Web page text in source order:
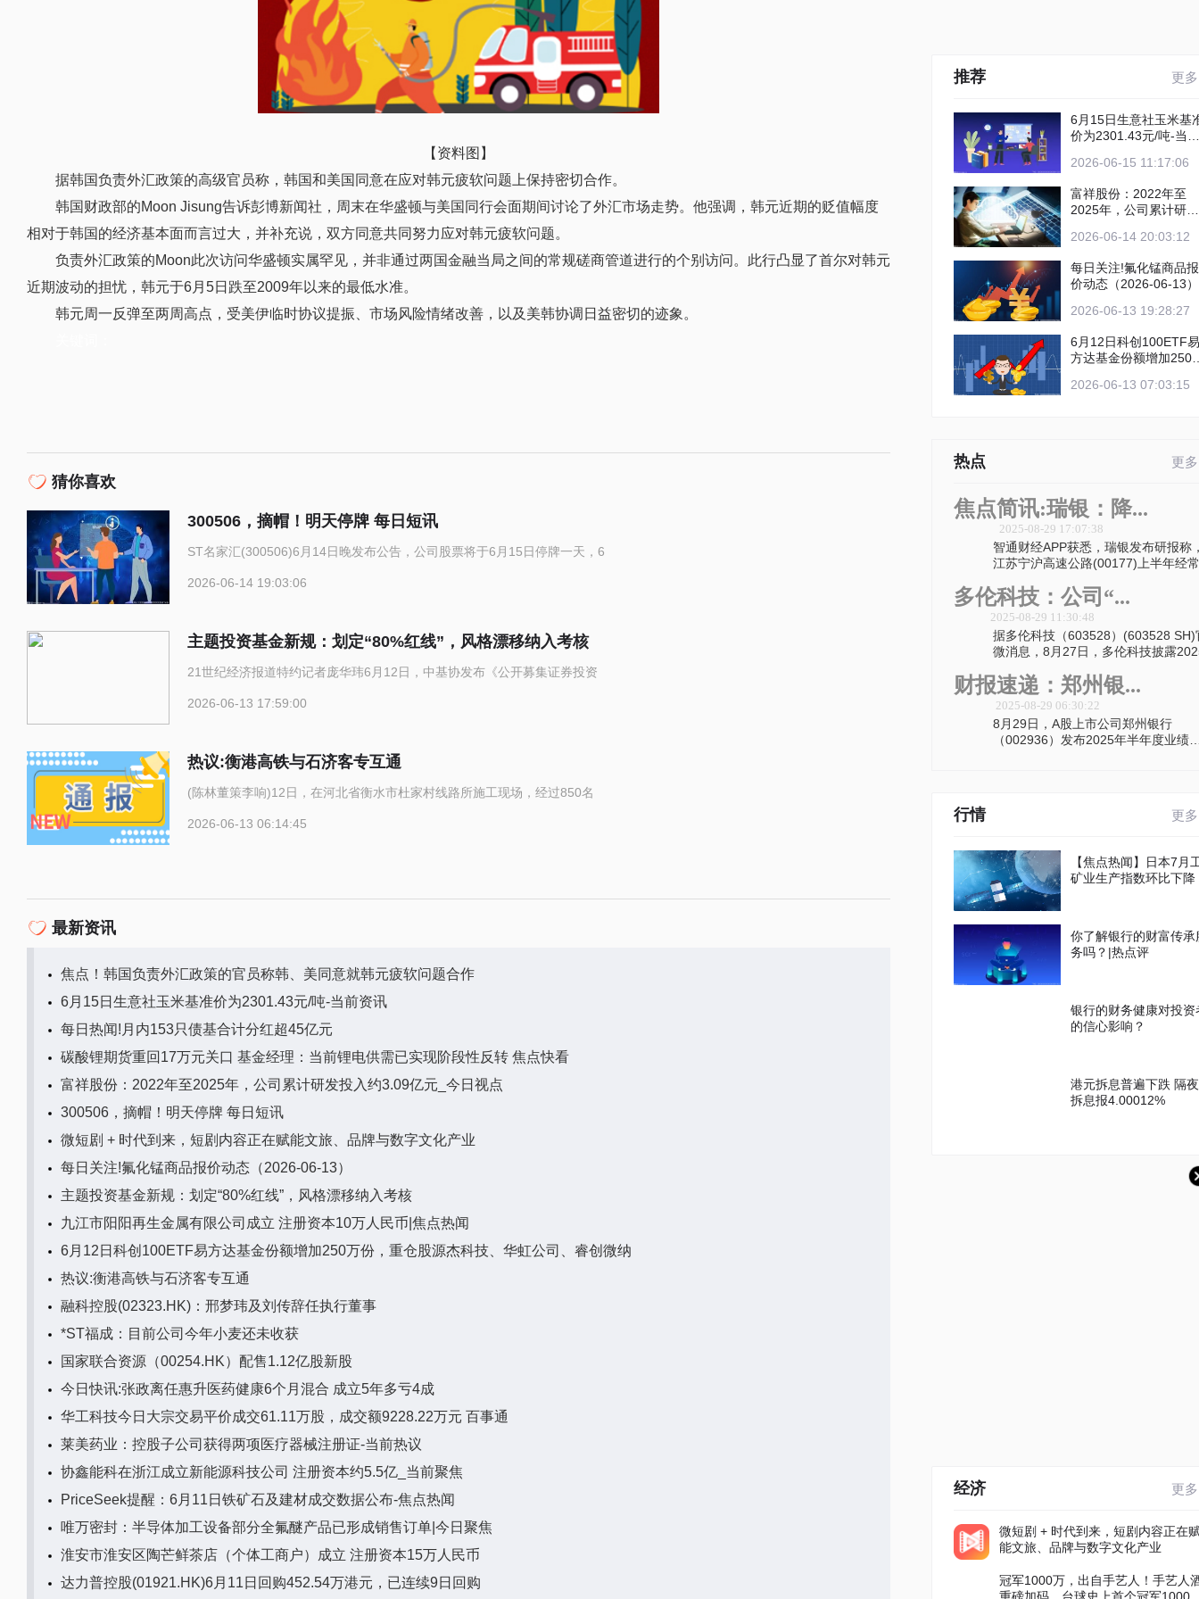
【资料图】
据韩国负责外汇政策的高级官员称，韩国和美国同意在应对韩元疲软问题上保持密切合作。
韩国财政部的Moon Jisung告诉彭博新闻社，周末在华盛顿与美国同行会面期间讨论了外汇市场走势。他强调，韩元近期的贬值幅度
相对于韩国的经济基本面而言过大，并补充说，双方同意共同努力应对韩元疲软问题。
负责外汇政策的Moon此次访问华盛顿实属罕见，并非通过两国金融当局之间的常规磋商管道进行的个别访问。此行凸显了首尔对韩元
近期波动的担忧，韩元于6月5日跌至2009年以来的最低水准。
韩元周一反弹至两周高点，受美伊临时协议提振、市场风险情绪改善，以及美韩协调日益密切的迹象。
猜你喜欢
300506，摘帽！明天停牌 每日短讯
ST名家汇(300506)6月14日晚发布公告，公司股票将于6月15日停牌一天，6
2026-06-14 19:03:06
主题投资基金新规：划定“80%红线”，风格漂移纳入考核
21世纪经济报道特约记者庞华玮6月12日，中基协发布《公开募集证券投资
2026-06-13 17:59:00
热议:衡港高铁与石济客专互通
(陈林董策李响)12日，在河北省衡水市杜家村线路所施工现场，经过850名
2026-06-13 06:14:45
最新资讯
焦点！韩国负责外汇政策的官员称韩、美同意就韩元疲软问题合作
6月15日生意社玉米基准价为2301.43元/吨-当前资讯
每日热闻!月内153只债基合计分红超45亿元
碳酸锂期货重回17万元关口 基金经理：当前锂电供需已实现阶段性反转 焦点快看
富祥股份：2022年至2025年，公司累计研发投入约3.09亿元_今日视点
300506，摘帽！明天停牌 每日短讯
微短剧 + 时代到来，短剧内容正在赋能文旅、品牌与数字文化产业
每日关注!氟化锰商品报价动态（2026-06-13）
主题投资基金新规：划定“80%红线”，风格漂移纳入考核
九江市阳阳再生金属有限公司成立 注册资本10万人民币|焦点热闻
6月12日科创100ETF易方达基金份额增加250万份，重仓股源杰科技、华虹公司、睿创微纳
热议:衡港高铁与石济客专互通
融科控股(02323.HK)：邢梦玮及刘传辞任执行董事
*ST福成：目前公司今年小麦还未收获
国家联合资源（00254.HK）配售1.12亿股新股
今日快讯:张政离任惠升医药健康6个月混合 成立5年多亏4成
华工科技今日大宗交易平价成交61.11万股，成交额9228.22万元 百事通
莱美药业：控股子公司获得两项医疗器械注册证-当前热议
协鑫能科在浙江成立新能源科技公司 注册资本约5.5亿_当前聚焦
PriceSeek提醒：6月11日铁矿石及建材成交数据公布-焦点热闻
唯万密封：半导体加工设备部分全氟醚产品已形成销售订单|今日聚焦
淮安市淮安区陶芒鲜茶店（个体工商户）成立 注册资本15万人民币
达力普控股(01921.HK)6月11日回购452.54万港元，已连续9日回购
推荐 更多
6月15日生意社玉米基
价为2301.43元/吨-当前
2026-06-15 11:17:06
富祥股份：2022年至
2025年，公司累计研发
点
2026-06-14 20:03:12
每日关注!氟化锰商品报
价动态（2026-06-13）
2026-06-13 19:28:27
6月12日科创100ETF易
方达基金份额增加250
虹公司、睿创微纳
2026-06-13 07:03:15
热点 更多
焦点简讯:瑞银：降...
2025-08-29 17:07:38
智通财经APP获悉，瑞银发布研报称
江苏宁沪高速公路(00177)上半年经常
多伦科技：公司“...
2025-08-29 11:30:48
据多伦科技（603528）(603528 SH)
微消息，8月27日，多伦科技披露
财报速递：郑州银...
2025-08-29 06:30:22
8月29日，A股上市公司郑州银行
（002936）发布2025年半年度业绩
行情 更多
【焦点热闻】日本7月
矿业生产指数环比下降
你了解银行的财富传承
务吗？|热点评
银行的财务健康对投资
的信心影响？
港元拆息普遍下跌 隔夜
拆息报4.00012%
经济 更多
微短剧 + 时代到来，短剧内容正在
能文旅、品牌与数字文化产业
冠军1000万，出自手艺人！手艺人